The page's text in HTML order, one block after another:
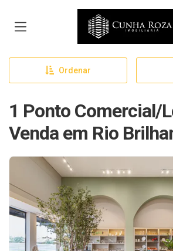
Página inicial
Ordenar
1 Ponto Comercial/
Venda em Rio